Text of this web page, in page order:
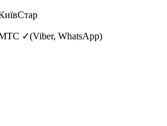
✓(Viber, WhatsApp)